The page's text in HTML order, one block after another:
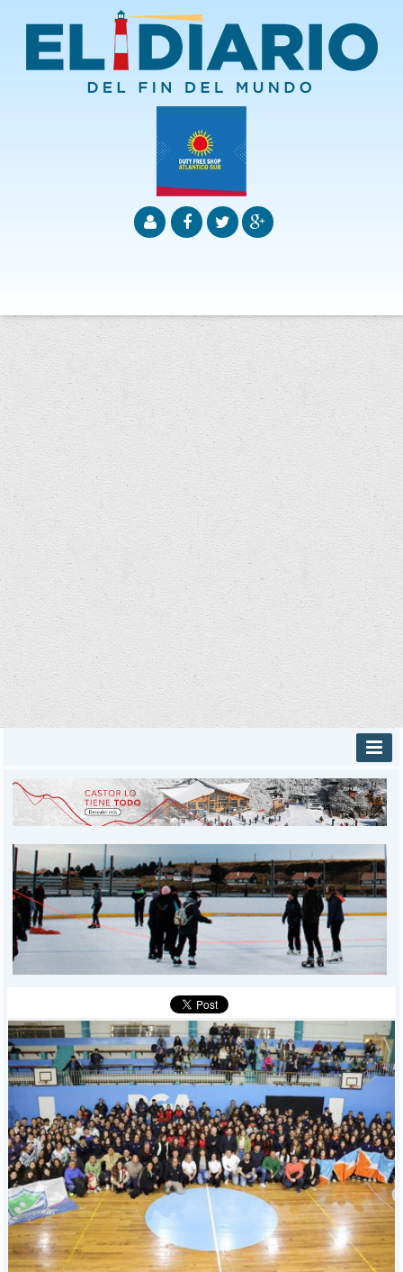
INICIO
PROVINCIALES
DEPORTES
POLICIALES
I-DIARIO
MÁS
BÚSQUEDA